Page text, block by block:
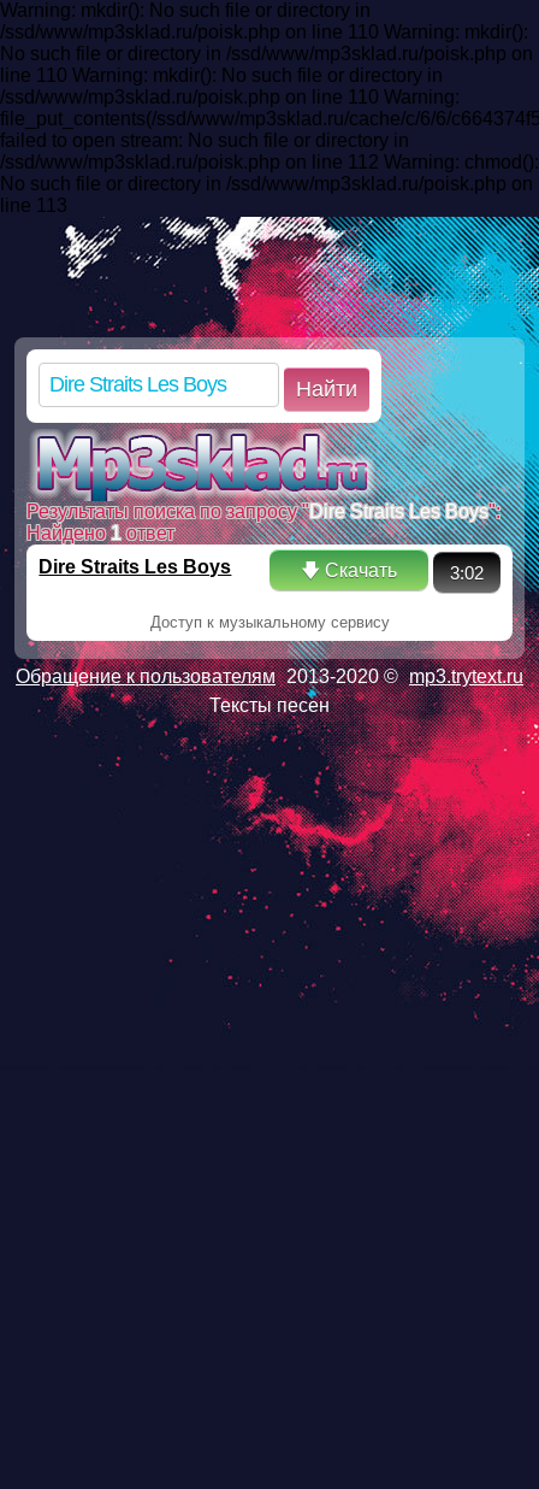
Warning: mkdir(): No such file or directory in
/ssd/www/mp3sklad.ru/poisk.php on line 110 Warning: mkdir():
No such file or directory in /ssd/www/mp3sklad.ru/poisk.php on
line 110 Warning: mkdir(): No such file or directory in
/ssd/www/mp3sklad.ru/poisk.php on line 110 Warning:
file_put_contents(/ssd/www/mp3sklad.ru/cache/c/6/6/
failed to open stream: No such file or directory in
/ssd/www/mp3sklad.ru/poisk.php on line 112 Warning: chmod():
No such file or directory in /ssd/www/mp3sklad.ru/poisk.php on
line 113
Найти
Результаты поиска по запросу "Dire Straits Les Boys":
Найдено1ответ
Dire Straits Les Boys
🡇 Скачать 3:02
Доступ к музыкальному сервису
Обращение к пользователям 2013-2020 © mp3.trytext.ru
Тексты песен